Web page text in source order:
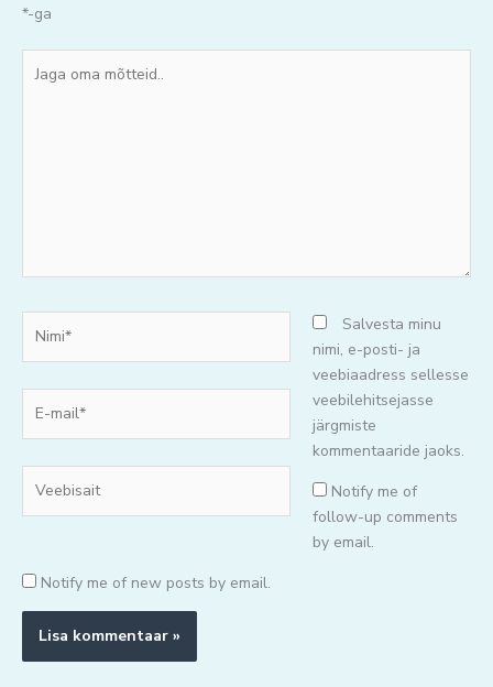
*-ga
oma
mail*
Salvesta minu
nimi, e-posti- ja
veebiaadress sellesse
veebilehitsejasse
järgmiste
kommentaaride jaoks.
Notify me of
follow-up comments
by email.
Notify me of new posts by email.